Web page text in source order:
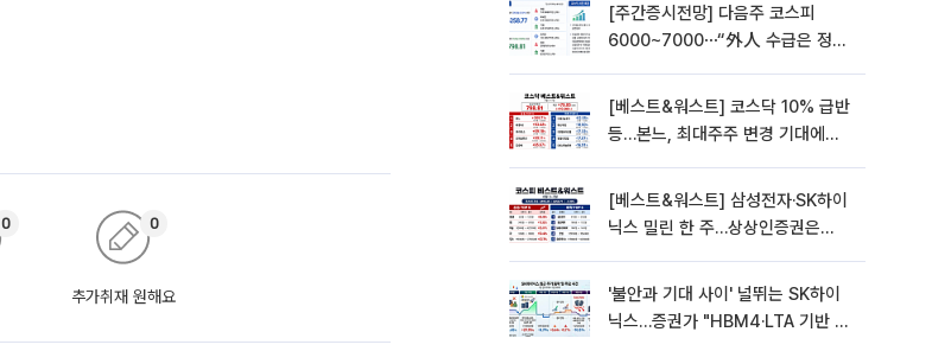
0
추가취재 원해요
0
[주간증시전망] 다음주 코스피
6000~7000⋯“外人 수급은 정책
[베스트&워스트] 코스닥 10% 급반
등…본느, 최대주주 변경 기대에
[베스트&워스트] 삼성전자·SK하이
닉스 밀린 한 주…상상인증권은
'불안과 기대 사이' 널뛰는 SK하이
닉스…증권가 "HBM4·LTA 기반 펀